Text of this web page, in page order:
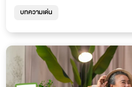
บทความเด่น